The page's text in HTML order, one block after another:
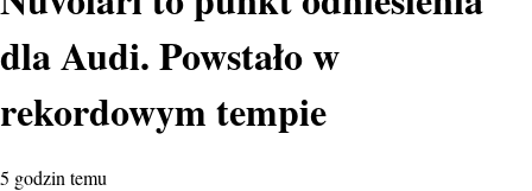
dla Audi. Powstało w
rekordowym tempie
5 godzin temu